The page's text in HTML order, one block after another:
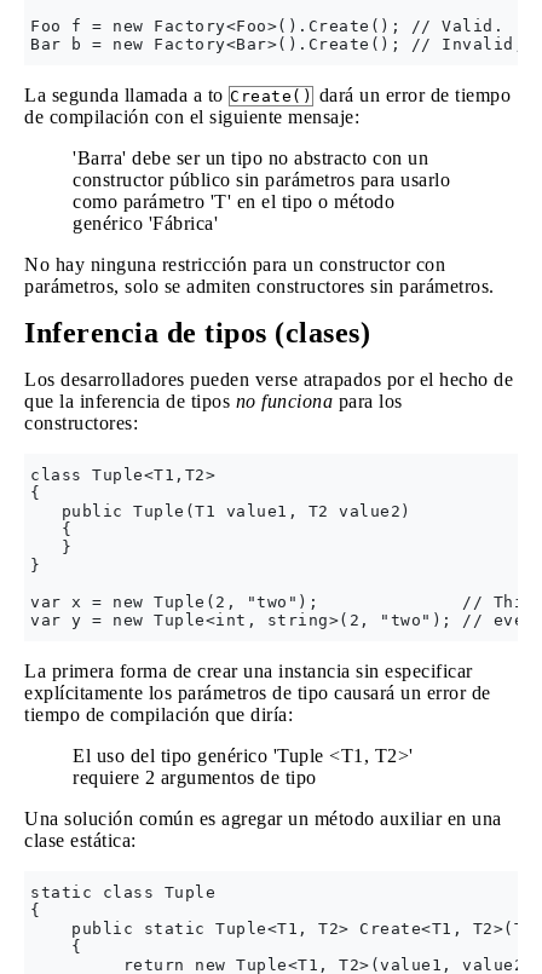
Foo f = new Factory<Foo>().Create(); // Valid.
La segunda llamada a to Create() dará un error de tiempo
de compilación con el siguiente mensaje:
'Barra' debe ser un tipo no abstracto con un
constructor público sin parámetros para usarlo
como parámetro 'T' en el tipo o método
genérico 'Fábrica'
No hay ninguna restricción para un constructor con
parámetros, solo se admiten constructores sin parámetros.
Inferencia de tipos (clases)
Los desarrolladores pueden verse atrapados por el hecho de
que la inferencia de tipos no funciona para los
constructores:
class Tuple<T1,T2>
{
   public Tuple(T1 value1, T2 value2)
   {
   }
}
var x = new Tuple(2, "two");              // This
La primera forma de crear una instancia sin especificar
explícitamente los parámetros de tipo causará un error de
tiempo de compilación que diría:
El uso del tipo genérico 'Tuple <T1, T2>'
requiere 2 argumentos de tipo
Una solución común es agregar un método auxiliar en una
clase estática:
static class Tuple
{
public static Tuple<T1, T2> Create<T1, T2>(T1
    {
return new Tuple<T1, T2>(value1,